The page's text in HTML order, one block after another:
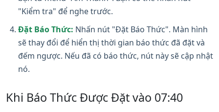
"Kiểm tra" để nghe trước.
Đặt Báo Thức: Nhấn nút "Đặt Báo Thức". Màn hình
sẽ thay đổi để hiển thị thời gian báo thức đã đặt và
đếm ngược. Nếu đã có báo thức, nút này sẽ cập nhật
nó.
Khi Báo Thức Được Đặt vào 07:40